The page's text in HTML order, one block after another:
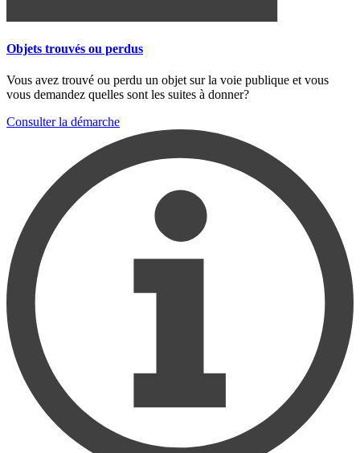
Objets trouvés ou perdus
Vous avez trouvé ou perdu un objet sur la voie publique et vous
vous demandez quelles sont les suites à donner?
Consulter la démarche